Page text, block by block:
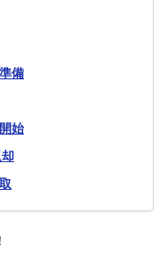
備
始